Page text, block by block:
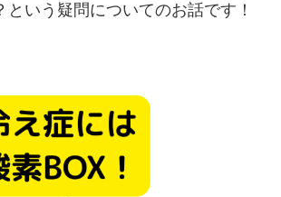
いう疑問についてのお話です！